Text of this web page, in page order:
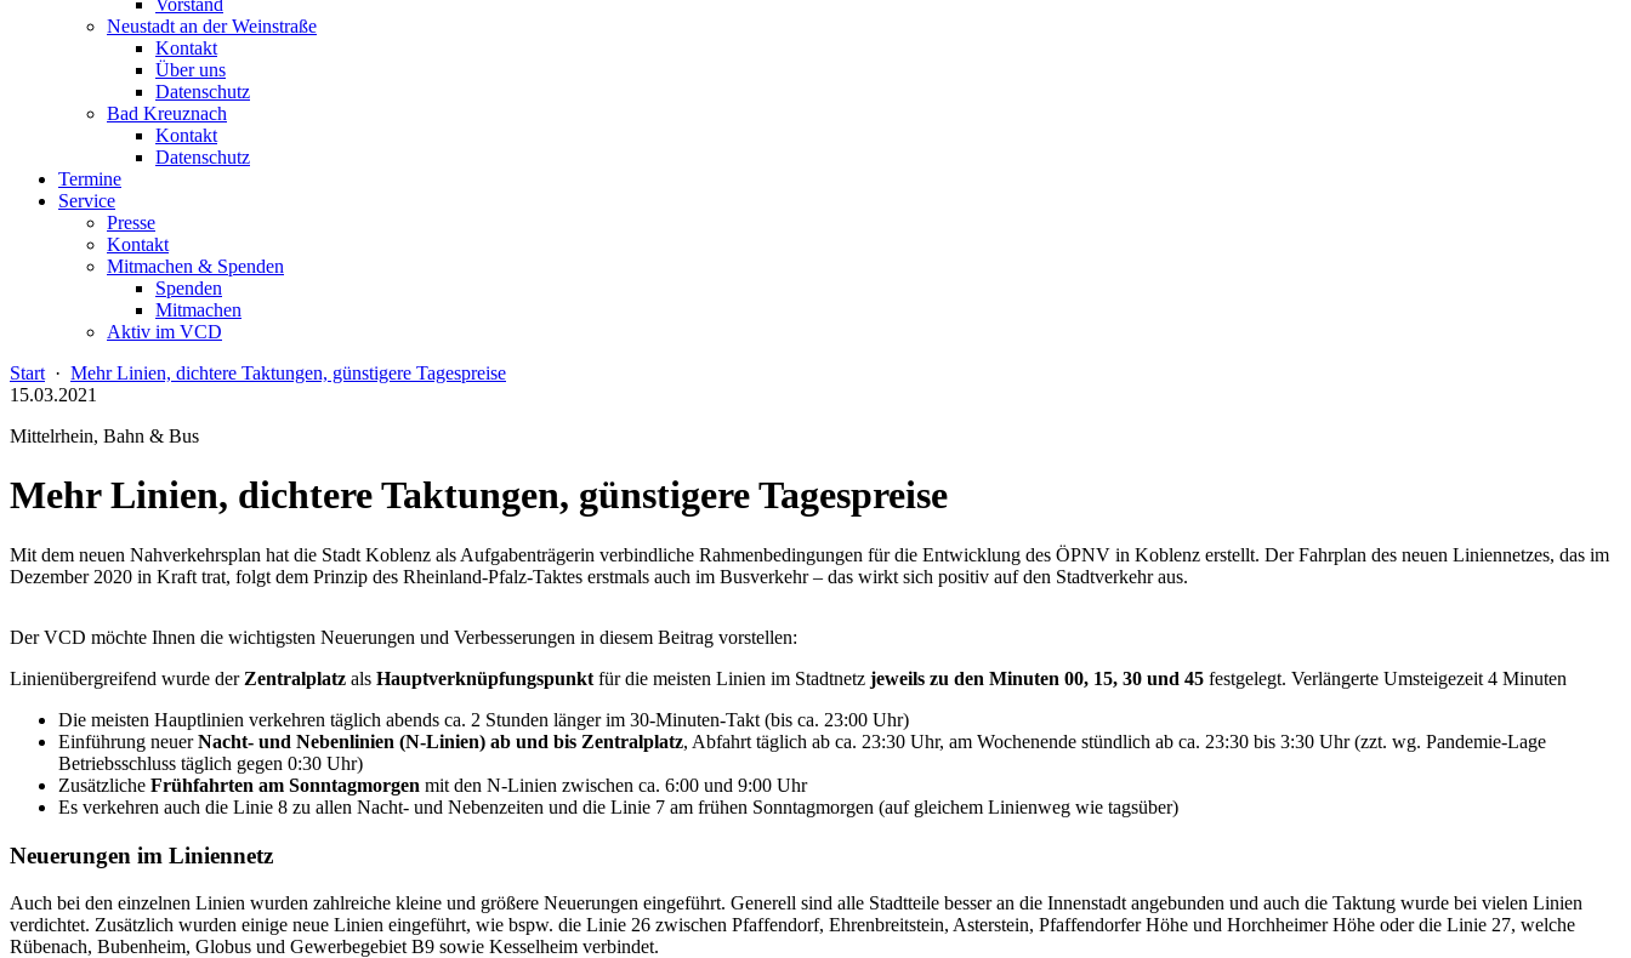
Vorstand
Neustadt an der Weinstraße
Kontakt
Über uns
Datenschutz
Bad Kreuznach
Kontakt
Datenschutz
Termine
Service
Presse
Kontakt
Mitmachen & Spenden
Spenden
Mitmachen
Aktiv im VCD
Start · Mehr Linien, dichtere Taktungen, günstigere Tagespreise
15.03.2021
Mittelrhein, Bahn & Bus
Mehr Linien, dichtere Taktungen, günstigere Tagespreise
Mit dem neuen Nahverkehrsplan hat die Stadt Koblenz als Aufgabenträgerin verbindliche Rahmenbedingungen für die Entwicklung des ÖPNV in Koblenz erstellt. Der Fahrplan des neuen Liniennetzes, das im
Dezember 2020 in Kraft trat, folgt dem Prinzip des Rheinland-Pfalz-Taktes erstmals auch im Busverkehr – das wirkt sich positiv auf den Stadtverkehr aus.
Der VCD möchte Ihnen die wichtigsten Neuerungen und Verbesserungen in diesem Beitrag vorstellen:
Linienübergreifend wurde der Zentralplatz als Hauptverknüpfungspunkt für die meisten Linien im Stadtnetz jeweils zu den Minuten 00, 15, 30 und 45 festgelegt. Verlängerte Umsteigezeit 4 Minuten
Die meisten Hauptlinien verkehren täglich abends ca. 2 Stunden länger im 30-Minuten-Takt (bis ca. 23:00 Uhr)
Einführung neuerNacht- und Nebenlinien (N-Linien) ab und bis Zentralplatz, Abfahrt täglich ab ca. 23:30 Uhr, am Wochenende stündlich ab ca. 23:30 bis 3:30 Uhr (zzt. wg. Pandemie-Lage
Betriebsschluss täglich gegen 0:30 Uhr)
Zusätzliche Frühfahrten am Sonntagmorgen mit den N-Linien zwischen ca. 6:00 und 9:00 Uhr
Es verkehren auch die Linie 8 zu allen Nacht- und Nebenzeiten und die Linie 7 am frühen Sonntagmorgen (auf gleichem Linienweg wie tagsüber)
Neuerungen im Liniennetz
Auch bei den einzelnen Linien wurden zahlreiche kleine und größere Neuerungen eingeführt. Generell sind alle Stadtteile besser an die Innenstadt angebunden und auch die Taktung wurde bei vielen Linien
verdichtet. Zusätzlich wurden einige neue Linien eingeführt, wie bspw. die Linie 26 zwischen Pfaffendorf, Ehrenbreitstein, Asterstein, Pfaffendorfer Höhe und Horchheimer Höhe oder die Linie 27, welche
Rübenach, Bubenheim, Globus und Gewerbegebiet B9 sowie Kesselheim verbindet.